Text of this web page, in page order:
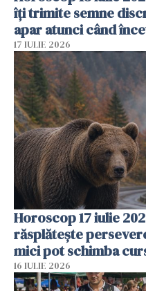
îți trimite semne
apar atunci când
17 IULIE 2026
Horoscop 17 iulie
răsplătește
mici pot schimba
16 IULIE 2026